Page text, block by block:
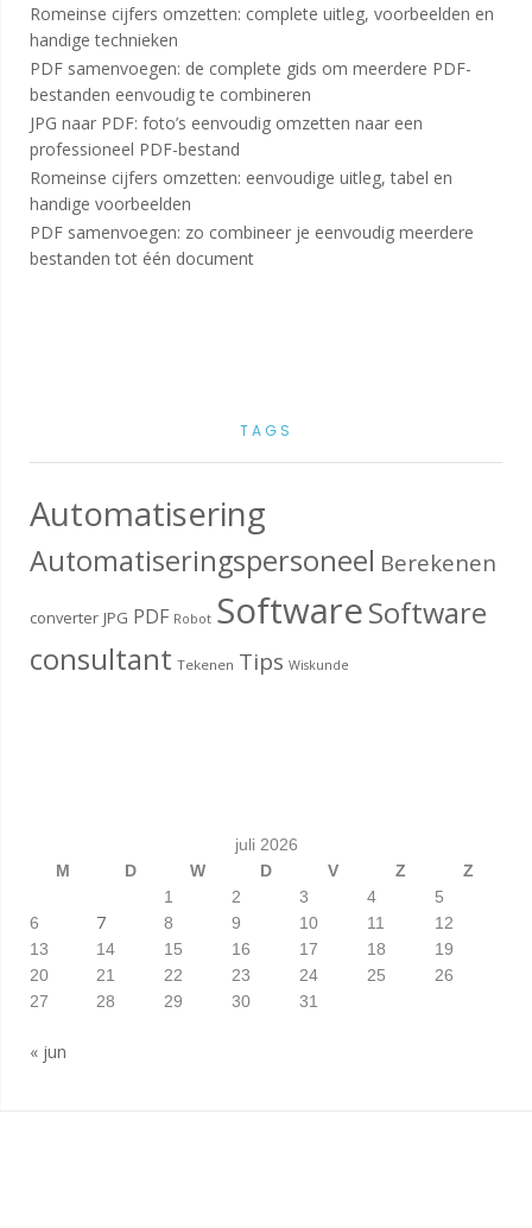
Romeinse cijfers omzetten: complete uitleg, voorbeelden en
handige technieken
PDF samenvoegen: de complete gids om meerdere PDF-
bestanden eenvoudig te combineren
JPG naar PDF: foto’s eenvoudig omzetten naar een
professioneel PDF-bestand
Romeinse cijfers omzetten: eenvoudige uitleg, tabel en
handige voorbeelden
PDF samenvoegen: zo combineer je eenvoudig meerdere
bestanden tot één document
TAGS
Automatisering
Automatiseringspersoneel Berekenen
converter JPG PDF Robot SoftwareSoftware
consultant Tekenen Tips Wiskunde
juli 2026
M
D W D V Z
Z
1
2 3 4
5
6
7 8 9 10 11
12
13
14 15 16 17 18
19
20
21 22 23 24 25
26
27
28 29 30 31
« jun